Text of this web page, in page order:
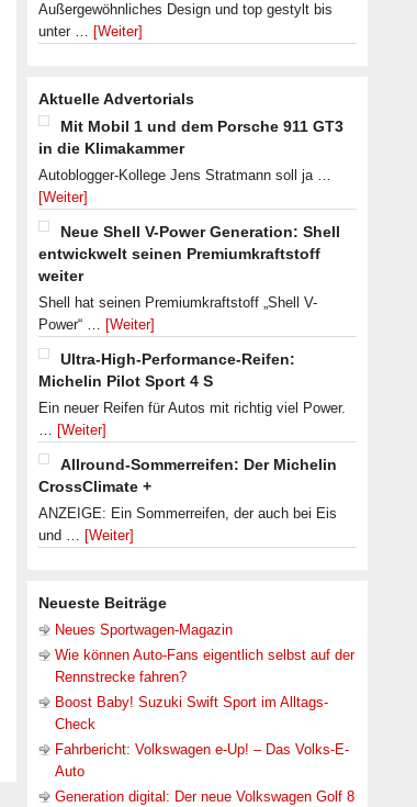
Außergewöhnliches Design und top gestylt bis
unter … [Weiter]
Aktuelle Advertorials
Mit Mobil 1 und dem Porsche 911 GT3
in die Klimakammer
Autoblogger-Kollege Jens Stratmann soll ja …
[Weiter]
Neue Shell V-Power Generation: Shell
entwickwelt seinen Premiumkraftstoff
weiter
Shell hat seinen Premiumkraftstoff „Shell V-
Power“ … [Weiter]
Ultra-High-Performance-Reifen:
Michelin Pilot Sport 4 S
Ein neuer Reifen für Autos mit richtig viel Power.
… [Weiter]
Allround-Sommerreifen: Der Michelin
CrossClimate +
ANZEIGE: Ein Sommerreifen, der auch bei Eis
und … [Weiter]
Neueste Beiträge
Neues Sportwagen-Magazin
Wie können Auto-Fans eigentlich selbst auf der
Rennstrecke fahren?
Boost Baby! Suzuki Swift Sport im Alltags-
Check
Fahrbericht: Volkswagen e-Up! – Das Volks-E-
Auto
Generation digital: Der neue Volkswagen Golf 8